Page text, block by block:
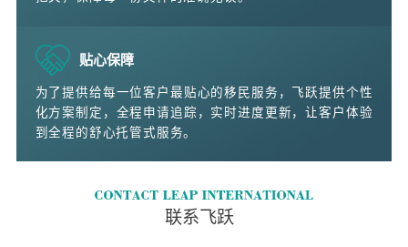
贴心保障
为了提供给每一位客户最贴心的移民服务，飞跃提供个性
化方案制定，全程申请追踪，实时进度更新，让客户体验
到全程的舒心托管式服务。
联系飞跃